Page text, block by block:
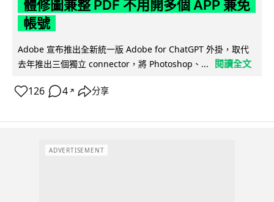
體修圖兼整 PDF 不用開多個 APP 兼免
帳號
Adobe 宣布推出全新統一版 Adobe for ChatGPT 外掛，取代
去年推出三個獨立 connector，將 Photoshop、...
閱讀全文
126 4 ↗ 分享
ADVERTISEMENT